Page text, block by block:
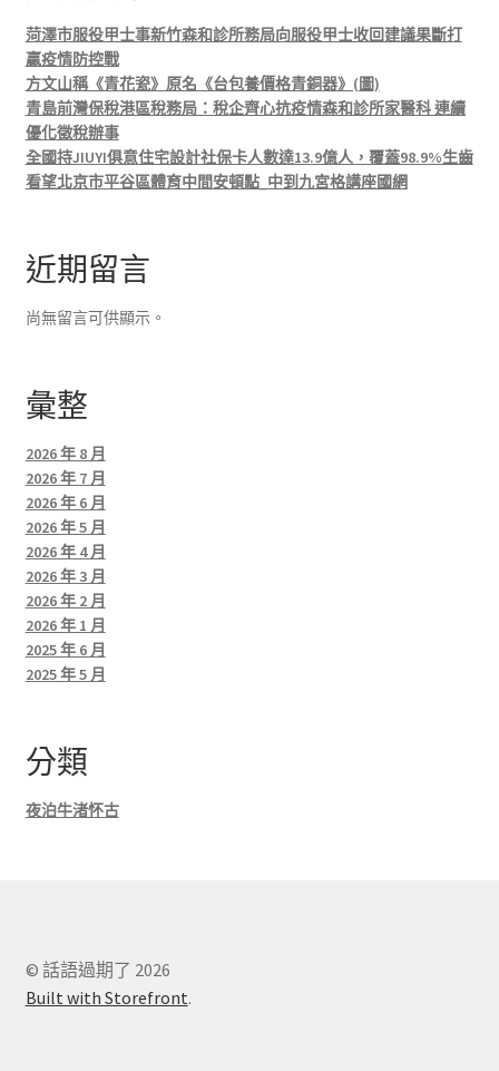
菏澤市服役甲士事新竹森和診所務局向服役甲士收回建議果斷打
贏疫情防控戰
方文山稱《青花瓷》原名《台包養價格青銅器》(圖)
青島前灣保稅港區稅務局：稅企齊心抗疫情森和診所家醫科 連續
優化徵稅辦事
全國持JIUYI俱意住宅設計社保卡人數達13.9億人，覆蓋98.9%生齒
看望北京市平谷區體育中間安頓點_中到九宮格講座國網
近期留言
尚無留言可供顯示。
彙整
2026 年 8 月
2026 年 7 月
2026 年 6 月
2026 年 5 月
2026 年 4 月
2026 年 3 月
2026 年 2 月
2026 年 1 月
2025 年 6 月
2025 年 5 月
分類
夜泊牛渚怀古
© 話語過期了 2026
Built with Storefront.